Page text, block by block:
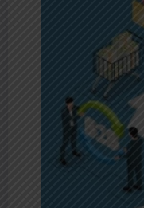
คู่มือใช้งา
เลือกหรือ